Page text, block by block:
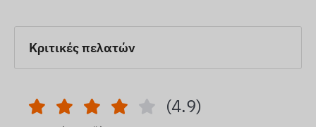
Κριτικές πελατών
(4.9)